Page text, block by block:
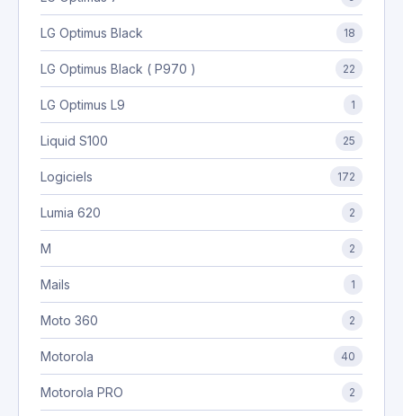
LG Optimus Black 18
LG Optimus Black ( P970 ) 22
LG Optimus L9 1
Liquid S100 25
Logiciels 172
Lumia 620 2
M 2
Mails 1
Moto 360 2
Motorola 40
Motorola PRO 2